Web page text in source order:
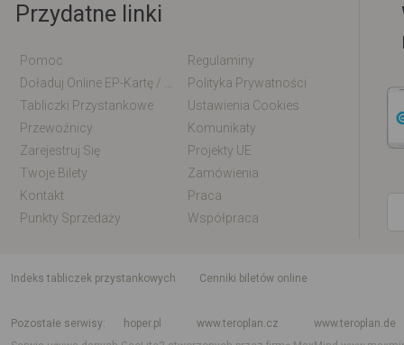
Przydatne linki
Pomoc
Regulaminy
Polityka Prywatności
Tabliczki Przystankowe
Ustawienia Cookies
Przewoźnicy
Komunikaty
Zarejestruj Się
Projekty UE
Twoje Bilety
Zamówienia
Kontakt
Praca
Punkty Sprzedaży
Współpraca
indeks tabliczek przystankowych
Cenniki biletów online
Pozostałe serwisy
hoper.pl www.teroplan.cz
www.teroplan.de